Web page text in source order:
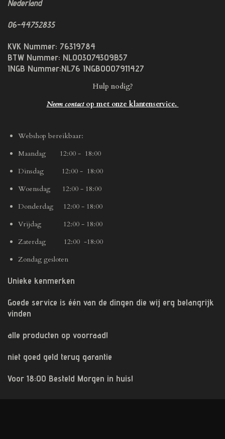
Nederland
06-44752835
KVK Nummer: 76319784
BTW Nummer: NL003074309B57
INGB Nummer:NL76 INGB0007911427
Hulp nodig?
Neem contactop met onze klantenservice.
Webshop bereikbaar:
Maandag 12:00 - 18:00
Dinsdag 12:00 - 18:00
Woensdag 12:00 - 18:00
Donderdag 12:00 - 18:00
Vrijdag 12:00 - 18:00
Zaterdag 12:00 -18:00
Zondag gesloten
Unieke kenmerken
Goede service is één van de dingen die wij erg belangrijk
vinden
alle producten op voorraad!
niet goed geld terug garantie
Voor 18:00 Besteld Morgen in huis!